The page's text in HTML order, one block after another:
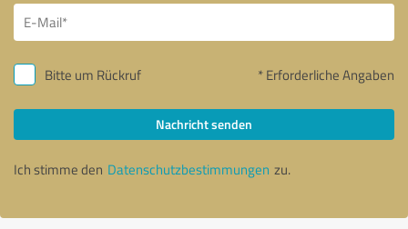
Bitte um Rückruf * Erforderliche Angaben
Nachricht senden
Ich stimme den Datenschutzbestimmungen zu.